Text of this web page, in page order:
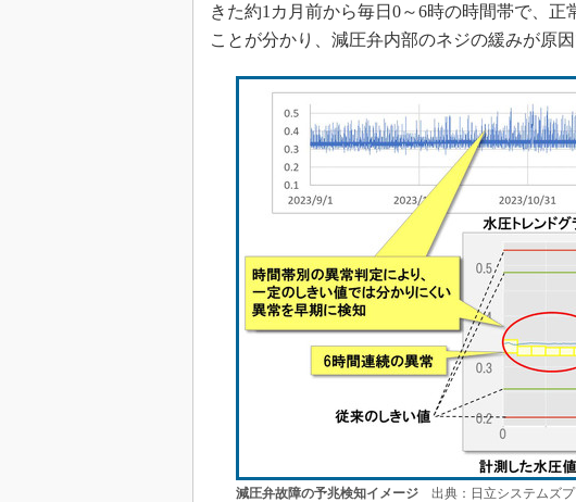
きた約1カ月前から毎日0～6時の時間帯で、
ことが分かり、減圧弁内部のネジの緩みが原
減圧弁故障の予兆検知イメージ出典：日立システムズプ